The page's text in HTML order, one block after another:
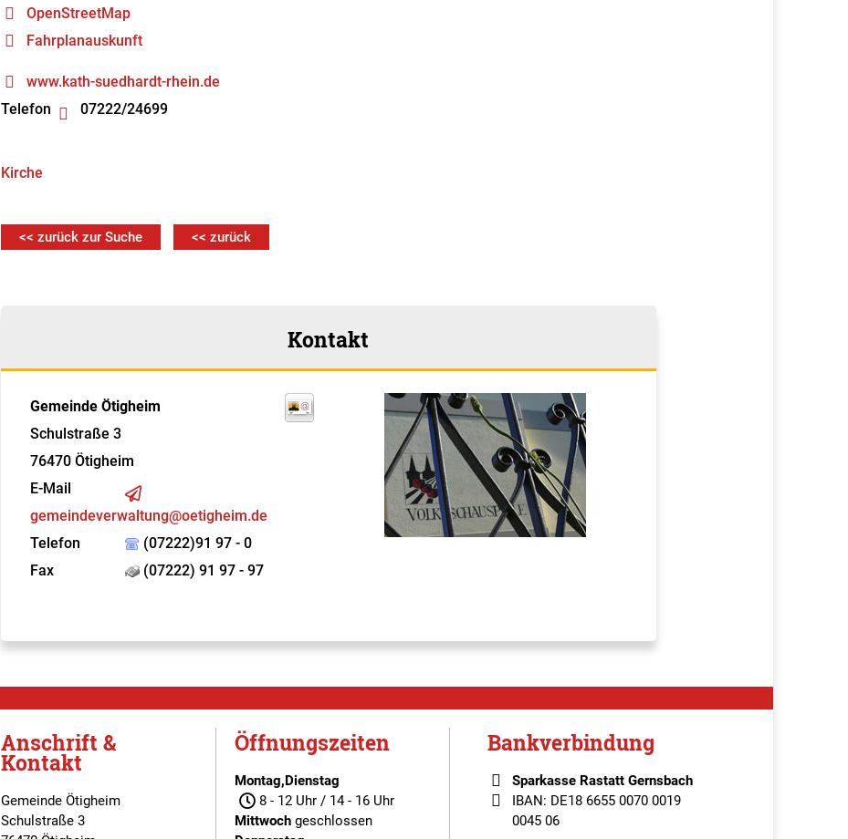
OpenStreetMap
Fahrplanauskunft
www.kath-suedhardt-rhein.de
Telefon
07222/24699
Kirche
<< zurück zur Suche << zurück
Kontakt
Gemeinde Ötigheim
Schulstraße 3
76470 Ötigheim
E-Mail
gemeindeverwaltung@oetigheim.de
Telefon
(07222)91 97 - 0
Fax
(07222) 91 97 - 97
Anschrift &
Kontakt
Gemeinde Ötigheim
Schulstraße 3
Öffnungszeiten
Montag,Dienstag
8 - 12 Uhr / 14 - 16 Uhr
Mittwoch geschlossen
Bankverbindung
Sparkasse Rastatt Gernsbach
IBAN: DE18 6655 0070 0019
0045 06